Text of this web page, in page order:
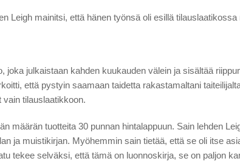
Leigh mainitsi, että hänen työnsä oli esillä tilauslaatikossa
joka julkaistaan ​​kahden kuukauden välein ja sisältää
että pystyin saamaan taidetta rakastamaltani
vain tilauslaatikkoon.
määrän tuotteita 30 punnan hintalappuun. Sain lehden
ja muistikirjan. Myöhemmin sain tietää, että se oli itse
tekee selväksi, että tämä on luonnoskirja, se on paljon